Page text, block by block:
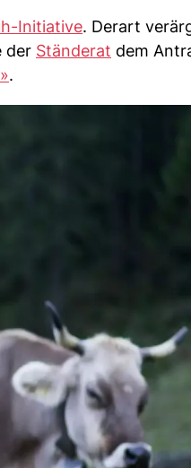
Initiative. Derart
der Ständerat dem
.